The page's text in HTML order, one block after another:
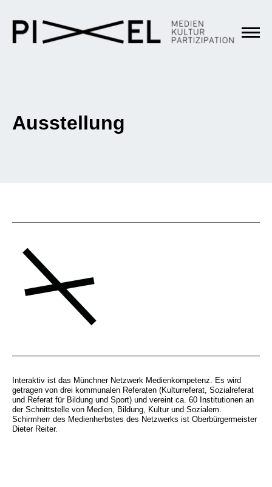
Ausstellung
Interaktiv ist das Münchner Netzwerk Medienkompetenz. Es wird
getragen von drei kommunalen Referaten (Kulturreferat, Sozialreferat
und Referat für Bildung und Sport) und vereint ca. 60 Institutionen an
der Schnittstelle von Medien, Bildung, Kultur und Sozialem.
Schirmherr des Medienherbstes des Netzwerks ist Oberbürgermeister
Dieter Reiter.